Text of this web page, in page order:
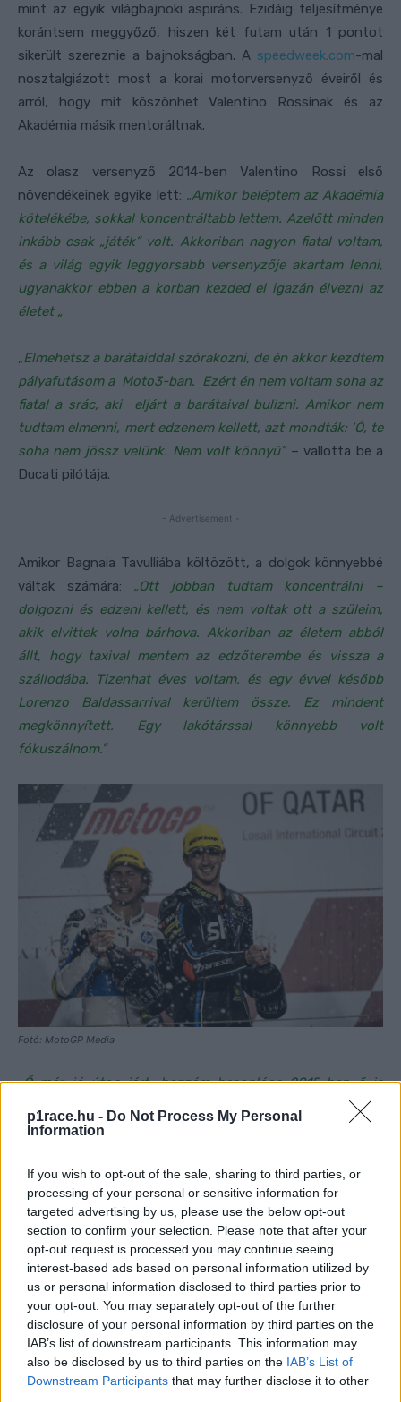
p1race.hu - Do Not Process My Personal
Information
If you wish to opt-out of the sale, sharing to third parties, or
processing of your personal or sensitive information for
targeted advertising by us, please use the below opt-out
section to confirm your selection. Please note that after your
opt-out request is processed you may continue seeing
interest-based ads based on personal information utilized by
us or personal information disclosed to third parties prior to
your opt-out. You may separately opt-out of the further
disclosure of your personal information by third parties on the
IAB’s list of downstream participants. This information may
also be disclosed by us to third parties on the IAB’s List of
Downstream Participants that may further disclose it to other
mint az egyik világbajnoki aspiráns. Ezidáig teljesítménye
korántsem meggyőző, hiszen két futam után 1 pontot
sikerült szereznie a bajnokságban. A speedweek.com-mal
nosztalgiázott most a korai motorversenyző éveiről és
arról, hogy mit köszönhet Valentino Rossinak és az
Akadémia másik mentoráltnak.
Az olasz versenyző 2014-ben Valentino Rossi első
növendékeinek egyike lett: „Amikor beléptem az Akadémia
kötelékébe, sokkal koncentráltabb lettem. Azelőtt minden
inkább csak „játék” volt. Akkoriban nagyon fiatal voltam,
és a világ egyik leggyorsabb versenyzője akartam lenni,
ugyanakkor ebben a korban kezded el igazán élvezni az
életet „
„Elmehetsz a barátaiddal szórakozni, de én akkor kezdtem
pályafutásom a Moto3-ban. Ezért én nem voltam soha az
fiatal a srác, aki eljárt a barátaival bulizni. Amikor nem
tudtam elmenni, mert edzenem kellett, azt mondták: ‘Ó, te
soha nem jössz velünk. Nem volt könnyű”– vallotta be a
Ducati pilótája.
- Advertisement -
Amikor Bagnaia Tavulliába költözött, a dolgok könnyebbé
váltak számára: „Ott jobban tudtam koncentrálni –
dolgozni és edzeni kellett, és nem voltak ott a szüleim,
akik elvittek volna bárhova. Akkoriban az életem abból
állt, hogy taxival mentem az edzőterembe és vissza a
szállodába. Tizenhat éves voltam, és egy évvel később
Lorenzo Baldassarrival kerültem össze. Ez mindent
megkönnyített. Egy lakótárssal könnyebb volt
fókuszálnom.”
Fotó: MotoGP Media
„Ő már jó úton járt, hozzám hasonlóan 2015-ben ő is
dobogóra állt, és egymást hajtottuk, hogy jobbak legyünk
és egészségesen táplálkozzunk. Neki volt jogosítványa,
Baldassariról.